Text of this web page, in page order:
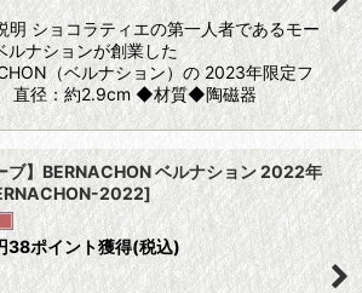
ショコラティエの第一人者であるモー
ルナションが創業した
（ベルナション）の 2023年限定フ
直径：約2.9cm ◆材質◆陶磁器
ブ】BERNACHON ベルナション 2022年
2022]
38ポイント獲得(税込)